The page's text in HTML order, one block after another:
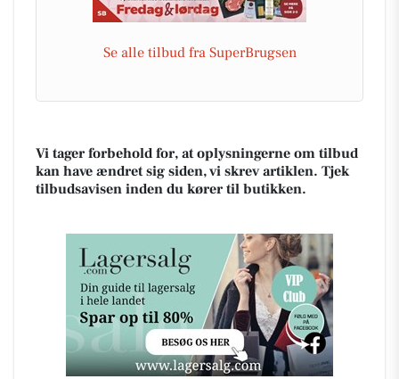
Se alle tilbud fra SuperBrugsen
Vi tager forbehold for, at oplysningerne om tilbud
kan have ændret sig siden, vi skrev artiklen. Tjek
tilbudsavisen inden du kører til butikken.